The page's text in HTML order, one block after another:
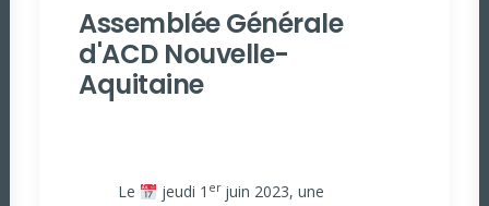
Assemblée Générale
d'ACD Nouvelle-
Aquitaine
Le jeudi 1 erjuin 2023, une